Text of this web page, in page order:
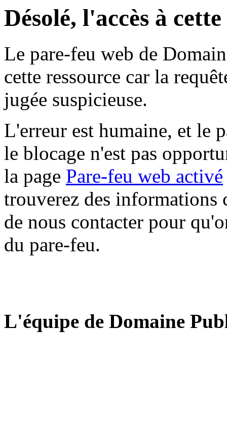
Désolé, l'accès à
Le pare-feu web de
cette ressource car la
jugée suspicieuse.
L'erreur est humaine, et le
le blocage n'est pas
la page Pare-feu web activé
trouverez des informations
de nous contacter pour
du pare-feu.
L'équipe de Domaine